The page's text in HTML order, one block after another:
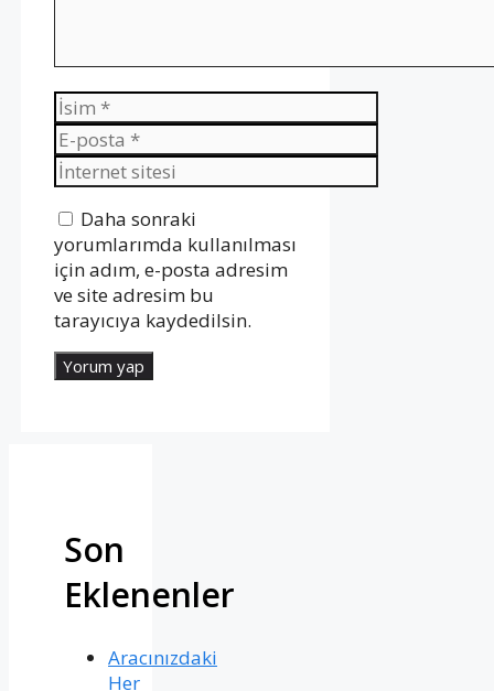
İsim
E-
posta
İnternet
sitesi
Daha sonraki
yorumlarımda kullanılması
için adım, e-posta adresim
ve site adresim bu
tarayıcıya kaydedilsin.
Son
Eklenenler
Aracınızdaki
Her